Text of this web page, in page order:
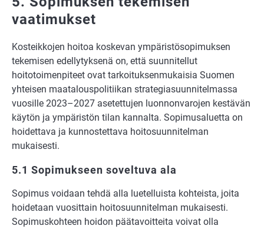
vaatimukset
Kosteikkojen hoitoa koskevan ympäristösopimuksen
tekemisen edellytyksenä on, että suunnitellut
hoitotoimenpiteet ovat tarkoituksenmukaisia Suomen
yhteisen maatalouspolitiikan strategiasuunnitelmassa
vuosille 2023–2027 asetettujen luonnonvarojen kestävän
käytön ja ympäristön tilan kannalta. Sopimusaluetta on
hoidettava ja kunnostettava hoitosuunnitelman
mukaisesti.
5.1 Sopimukseen soveltuva ala
Sopimus voidaan tehdä alla luetelluista kohteista, joita
hoidetaan vuosittain hoitosuunnitelman mukaisesti.
Sopimuskohteen hoidon päätavoitteita voivat olla